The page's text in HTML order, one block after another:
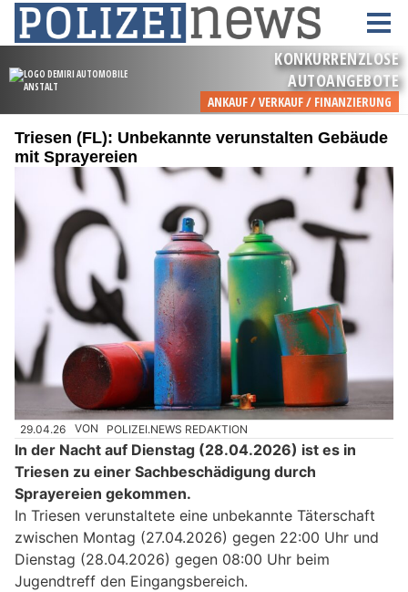
Triesen (FL): Unbekannte verunstalten Gebäude
mit Sprayereien
29.04.26 VON POLIZEI.NEWS REDAKTION
In der Nacht auf Dienstag (28.04.2026) ist es in
Triesen zu einer Sachbeschädigung durch
Sprayereien gekommen.
In Triesen verunstaltete eine unbekannte Täterschaft
zwischen Montag (27.04.2026) gegen 22:00 Uhr und
Dienstag (28.04.2026) gegen 08:00 Uhr beim
Jugendtreff den Eingangsbereich.